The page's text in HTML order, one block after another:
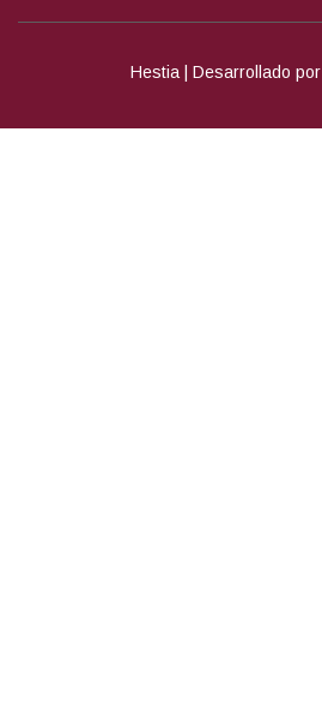
Hestia | Desarrollado por